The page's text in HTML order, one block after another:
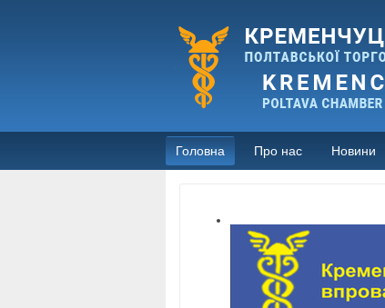
Головна Про нас Новини